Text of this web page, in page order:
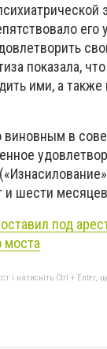
показала,
ими, а
виновным в
и шести
под
моста
і натисніть Ctrl + Enter,